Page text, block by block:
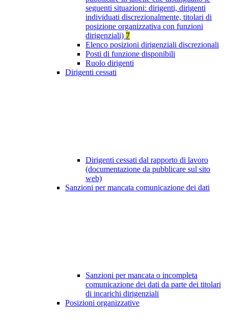
seguenti situazioni: dirigenti, dirigenti
individuati discrezionalmente, titolari di
posizione organizzativa con funzioni
dirigenziali) 7
Elenco posizioni dirigenziali discrezionali
Posti di funzione disponibili
Ruolo dirigenti
Dirigenti cessati
Dirigenti cessati dal rapporto di lavoro
(documentazione da pubblicare sul sito
web)
Sanzioni per mancata comunicazione dei dati
Sanzioni per mancata o incompleta
comunicazione dei dati da parte dei titolari
di incarichi dirigenziali
Posizioni organizzative